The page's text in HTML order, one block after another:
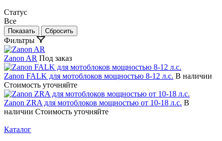
Статус
Все
Фильтры
Zanon AR Под заказ
Zanon FALK для мотоблоков мощностью 8-12 л.с. В наличии
Стоимость уточняйте
Zanon ZRA для мотоблоков мощностью от 10-18 л.с. В
наличии Стоимость уточняйте
Каталог